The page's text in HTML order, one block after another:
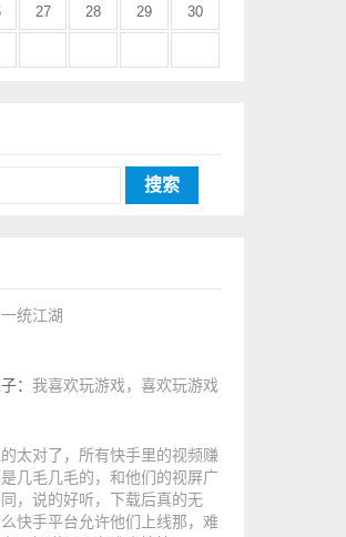
27 28 29 30
一统江湖
： 我喜欢玩游戏，喜欢玩游戏
太对了，所有快手里的视频赚
几毛几毛的，和他们的视屏广
，说的好听，下载后真的无
快手平台允许他们上线那，难